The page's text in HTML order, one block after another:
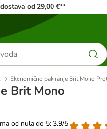
od 29,00 €**
Ekonomično pakiranje Brit Mono
Brit Mono
od nula do 5: 3.9/5